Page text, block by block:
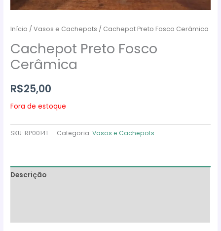
Início /Vasos e Cachepots / Cachepot Preto Fosco Cerâmica
Cachepot Preto Fosco
Cerâmica
R$25,00
Fora de estoque
SKU: RP00141 Categoria:Vasos e Cachepots
Descrição